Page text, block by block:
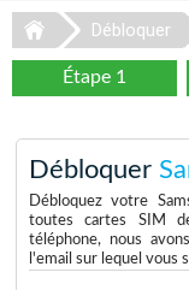
Débloquer
Étape 1
Débloquer
Débloquez votre
toutes cartes SIM
téléphone, nous
l'email sur lequel vous